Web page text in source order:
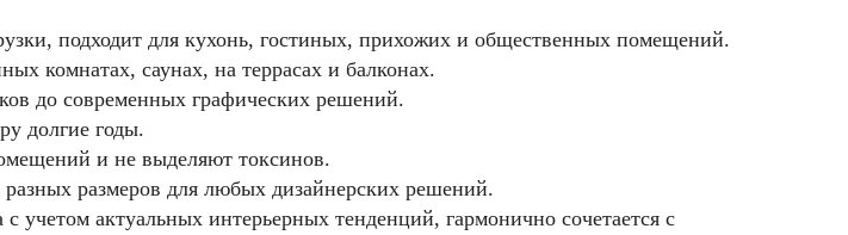
подходит для кухонь, гостиных, прихожих и общественных помещений.
комнатах, саунах, на террасах и балконах.
до современных графических решений.
долгие годы.
и не выделяют токсинов.
размеров для любых дизайнерских решений.
учетом актуальных интерьерных тенденций, гармонично сочетается с